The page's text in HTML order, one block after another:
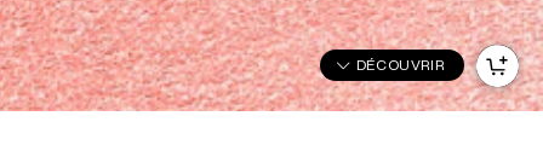
DÉCOUVRIR